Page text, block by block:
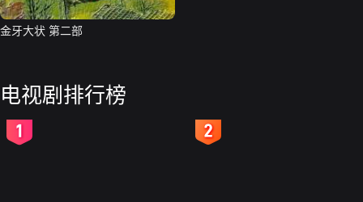
金牙大状 第二部
电视剧排行榜